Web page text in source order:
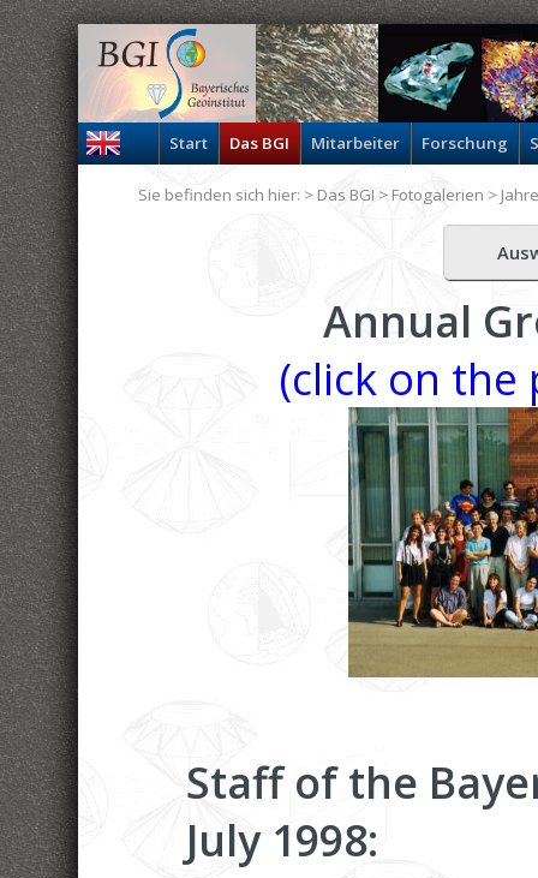
Start Das BGI Mitarbeiter Forschung
Annual
(click on the
Staff of the
July 1998:
Sie befinden sich hier: > Das BGI > Fotogalerien >